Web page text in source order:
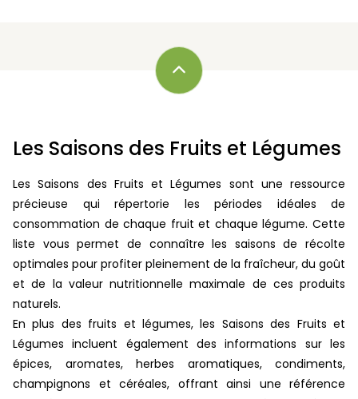
Les Saisons des Fruits et Légumes
Les Saisons des Fruits et Légumes sont une ressource
précieuse qui répertorie les périodes idéales de
consommation de chaque fruit et chaque légume. Cette
liste vous permet de connaître les saisons de récolte
optimales pour profiter pleinement de la fraîcheur, du goût
et de la valeur nutritionnelle maximale de ces produits
naturels.
En plus des fruits et légumes, les Saisons des Fruits et
Légumes incluent également des informations sur les
épices, aromates, herbes aromatiques, condiments,
champignons et céréales, offrant ainsi une référence